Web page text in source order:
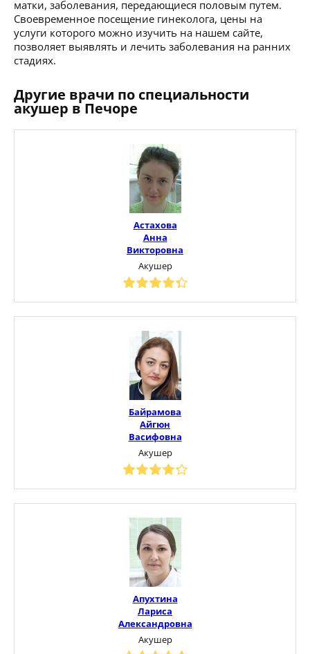
матки, заболевания, передающиеся половым путем.
Своевременное посещение гинеколога, цены на
услуги которого можно изучить на нашем сайте,
позволяет выявлять и лечить заболевания на ранних
стадиях.
Другие врачи по специальности
акушер в Печоре
Астахова
Анна
Викторовна
Акушер
Байрамова
Айгюн
Васифовна
Акушер
Апухтина
Лариса
Александровна
Акушер